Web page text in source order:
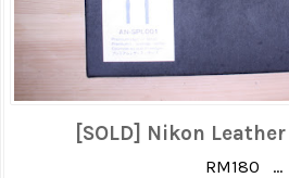
[SOLD] Nikon
RM180 ...